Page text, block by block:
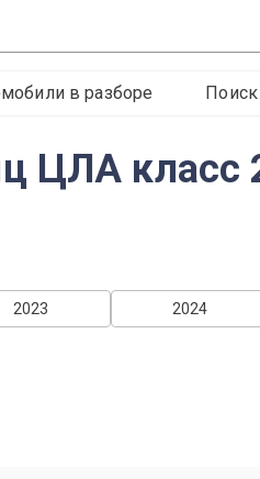
в разборе Поиск
ЦЛА класс
2024
2023